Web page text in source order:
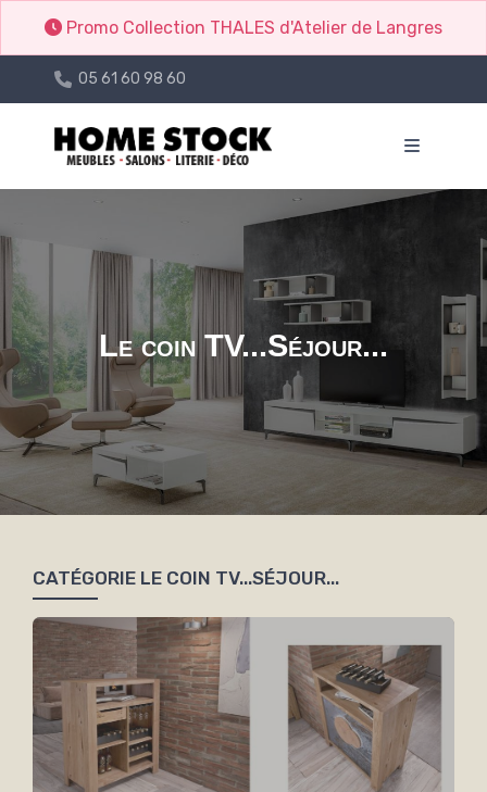
Promo Collection THALES d'Atelier de Langres
05 61 60 98 60
Le coin TV...Séjour...
CATÉGORIE LE COIN TV...SÉJOUR...